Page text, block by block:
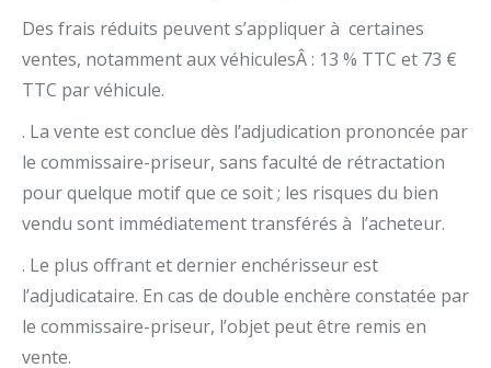
Des frais réduits peuvent s’appliquer à certaines
ventes, notamment aux véhiculesÂ : 13 % TTC et 73 €
TTC par véhicule.
. La vente est conclue dès l’adjudication prononcée par
le commissaire-priseur, sans faculté de rétractation
pour quelque motif que ce soit ; les risques du bien
vendu sont immédiatement transférés à l’acheteur.
. Le plus offrant et dernier enchérisseur est
l’adjudicataire. En cas de double enchère constatée par
le commissaire-priseur, l’objet peut être remis en
vente.